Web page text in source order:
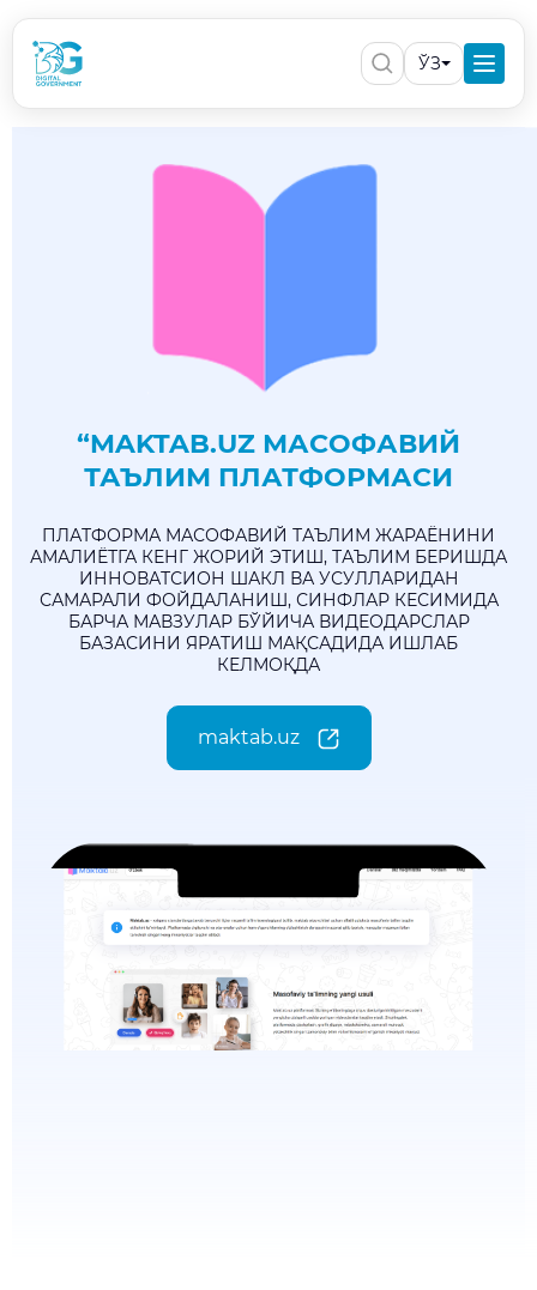
ЎЗ
“MAKTAB.UZ МАСОФАВИЙ
ТАЪЛИМ ПЛАТФОРМАСИ
ПЛАТФОРМА МАСОФАВИЙ ТАЪЛИМ ЖАРАЁНИНИ
АМАЛИЁТГА КЕНГ ЖОРИЙ ЭТИШ, ТАЪЛИМ БЕРИШДА
ИННОВАТСИОН ШАКЛ ВА УСУЛЛАРИДАН
САМАРАЛИ ФОЙДАЛАНИШ, СИНФЛАР КЕСИМИДА
БАРЧА МАВЗУЛАР БЎЙИЧА ВИДЕОДАРСЛАР
БАЗАСИНИ ЯРАТИШ МАҚСАДИДА ИШЛАБ
КЕЛМОҚДА
maktab.uz